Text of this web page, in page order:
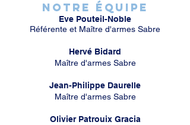
Notre équipe
Eve Pouteil-Noble
Référente et Maître d'armes Sabre
Hervé Bidard
Maître d'armes Sabre
Jean-Philippe Daurelle
Maître d'armes Sabre
Olivier Patrouix Gracia